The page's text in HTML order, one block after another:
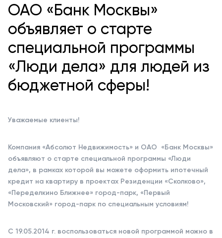
ОАО «Банк Москвы»
объявляет о старте
специальной программы
«Люди дела» для людей из
бюджетной сферы!
Уважаемые клиенты!
Компания «Абсолют Недвижимость» и ОАО «Банк Москвы»
объявляют о старте специальной программы «Люди
дела», в рамках которой вы можете оформить ипотечный
кредит на квартиру в проектах Резиденции «Сколково»,
«Переделкино Ближнее» город-парк, «Первый
Московский» город-парк по специальным условиям!
С 19.05.2014 г. воспользоваться новой программой можно в